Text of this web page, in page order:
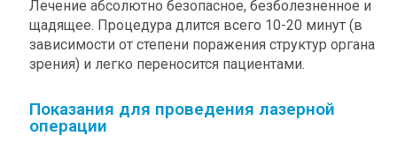
Лечение абсолютно безопасное, безболезненное и
щадящее. Процедура длится всего 10-20 минут (в
зависимости от степени поражения структур органа
зрения) и легко переносится пациентами.
Показания для проведения лазерной
операции